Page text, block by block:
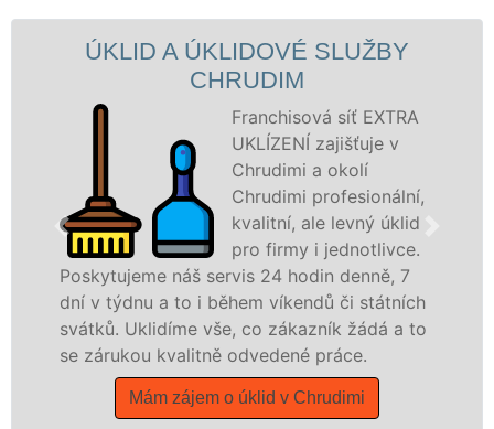
SLUŽBY
Franchisová síť EXTRA
UKLÍZENÍ zajišťuje v
Chrudimi profesionální,
kvalitní, ale levný úklid
pro firmy i jednotlivce.
24 hodin denně, 7
víkendů či státních
co zákazník žádá a to
odvedené práce.
o úklid v Chrudimi
ÚKLIDOVÁ
nabízíme pro
státní podniky, ale i
Pardubickém kraji s